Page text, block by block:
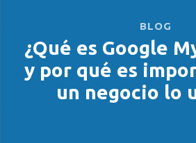
BLOG
¿Qué es Google
y por qué es
un negocio lo